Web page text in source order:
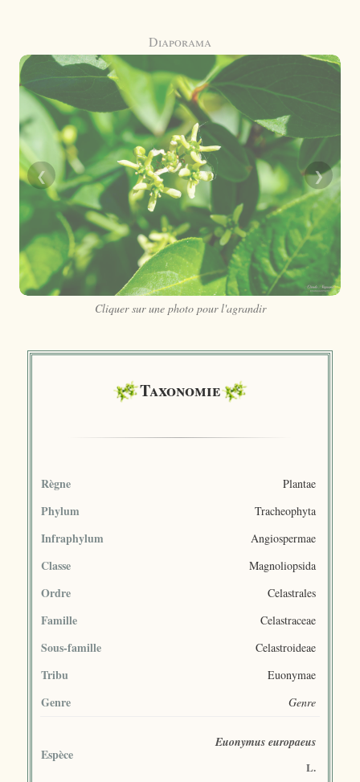
Diaporama
❮ ❯
Cliquer sur une photo pour l'agrandir
Taxonomie
Règne Plantae
Phylum Tracheophyta
Infraphylum Angiospermae
Classe Magnoliopsida
Ordre Celastrales
Famille Celastraceae
Sous-famille Celastroideae
Tribu Euonymae
Genre Genre
Espèce
Euonymus europaeus
L.